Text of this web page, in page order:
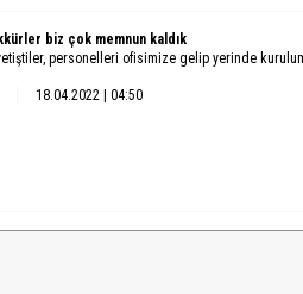
biz çok memnun kaldık
personelleri ofisimize gelip yerinde
18.04.2022 | 04:50